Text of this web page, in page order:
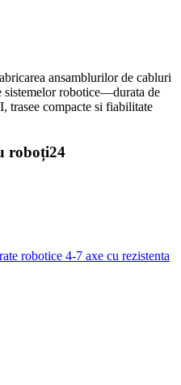
ansamblurilor de cabluri
sistemelor robotice—durata de
trasee compacte si fiabilitate
roboți24
robotice 4-7 axe cu rezistenta